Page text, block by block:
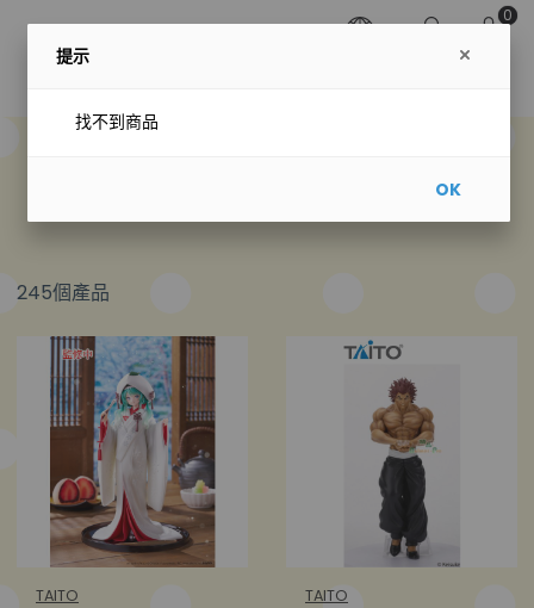
0
245個產品
TAITO TAITO
提示
找不到商品
OK